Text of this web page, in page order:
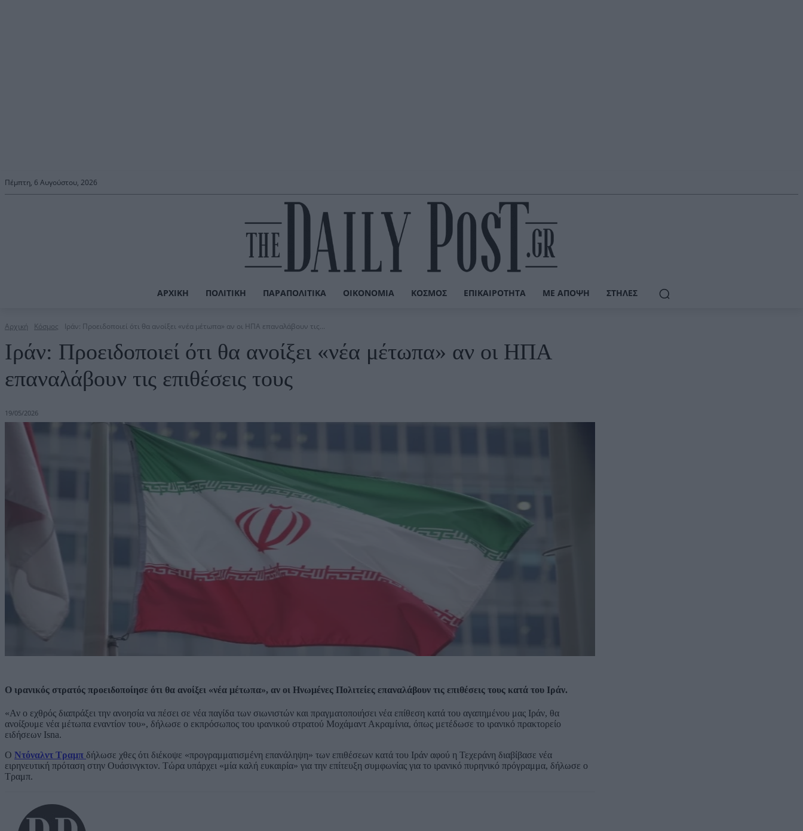
Πέμπτη, 6 Αυγούστου, 2026
ΑΡΧΙΚΉ ΠΟΛΙΤΙΚΉ ΠΑΡΑΠΟΛΙΤΙΚΆ ΟΙΚΟΝΟΜΊΑ ΚΌΣΜΟΣ ΕΠΙΚΑΙΡΌΤΗΤΑ ΜΕ ΆΠΟΨΗ ΣΤΉΛΕΣ
Αρχική Κόσμος Ιράν: Προειδοποιεί ότι θα ανοίξει «νέα μέτωπα» αν οι ΗΠΑ επαναλάβουν τις...
Ιράν: Προειδοποιεί ότι θα ανοίξει «νέα μέτωπα» αν οι ΗΠΑ
επαναλάβουν τις επιθέσεις τους
19/05/2026
Ο ιρανικός στρατός προειδοποίησε ότι θα ανοίξει «νέα μέτωπα», αν οι Ηνωμένες Πολιτείες επαναλάβουν τις επιθέσεις τους κατά του Ιράν.
«Αν ο εχθρός διαπράξει την ανοησία να πέσει σε νέα παγίδα των σιωνιστών και πραγματοποιήσει νέα επίθεση κατά του αγαπημένου μας Ιράν, θα
ανοίξουμε νέα μέτωπα εναντίον του», δήλωσε ο εκπρόσωπος του ιρανικού στρατού Μοχάμαντ Ακραμίνια, όπως μετέδωσε το ιρανικό πρακτορείο
ειδήσεων Isna.
Ο Ντόναλντ Τραμπ δήλωσε χθες ότι διέκοψε «προγραμματισμένη επανάληψη» των επιθέσεων κατά του Ιράν αφού η Τεχεράνη διαβίβασε νέα
ειρηνευτική πρόταση στην Ουάσινγκτον. Τώρα υπάρχει «μία καλή ευκαιρία» για την επίτευξη συμφωνίας για το ιρανικό πυρηνικό πρόγραμμα, δήλωσε ο
Τραμπ.